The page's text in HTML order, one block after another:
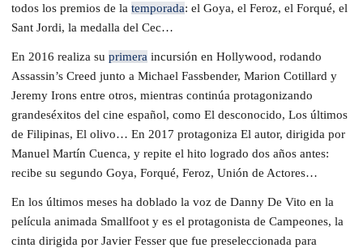
todos los premios de la temporada: el Goya, el Feroz, el Forqué, el
Sant Jordi, la medalla del Cec…
En 2016 realiza su primera incursión en Hollywood, rodando
Assassin’s Creed junto a Michael Fassbender, Marion Cotillard y
Jeremy Irons entre otros, mientras continúa protagonizando
grandeséxitos del cine español, como El desconocido, Los últimos
de Filipinas, El olivo… En 2017 protagoniza El autor, dirigida por
Manuel Martín Cuenca, y repite el hito logrado dos años antes:
recibe su segundo Goya, Forqué, Feroz, Unión de Actores…
En los últimos meses ha doblado la voz de Danny De Vito en la
película animada Smallfoot y es el protagonista de Campeones, la
cinta dirigida por Javier Fesser que fue preseleccionada para